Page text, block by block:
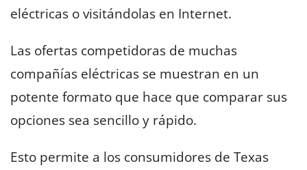
eléctricas o visitándolas en Internet.
Las ofertas competidoras de muchas
compañías eléctricas se muestran en un
potente formato que hace que comparar sus
opciones sea sencillo y rápido.
Esto permite a los consumidores de Texas